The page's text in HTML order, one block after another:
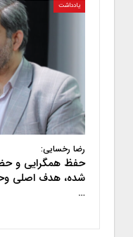
یادداشت
رضا رخسایی:
حفظ همگرایی و
شده، هدف اصلی
…